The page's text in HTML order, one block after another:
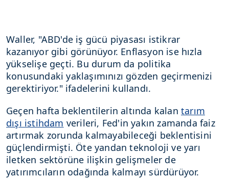
Waller, "ABD'de iş gücü piyasası istikrar
kazanıyor gibi görünüyor. Enflasyon ise hızla
yükselişe geçti. Bu durum da politika
konusundaki yaklaşımınızı gözden geçirmenizi
gerektiriyor." ifadelerini kullandı.
Geçen hafta beklentilerin altında kalantarım
dışı istihdam verileri, Fed'in yakın zamanda faiz
artırmak zorunda kalmayabileceği beklentisini
güçlendirmişti. Öte yandan teknoloji ve yarı
iletken sektörüne ilişkin gelişmeler de
yatırımcıların odağında kalmayı sürdürüyor.